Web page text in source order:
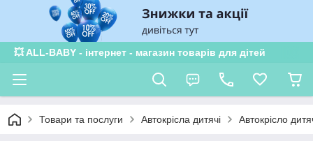
💥 ALL-BABY - інтернет - магазин товарів для дітей
Товари та послуги Автокрісла дитячі Автокрісло